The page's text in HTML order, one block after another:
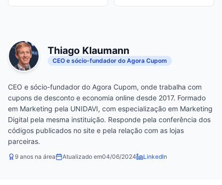
Thiago Klaumann
CEO e sócio-fundador do Agora Cupom
CEO e sócio-fundador do Agora Cupom, onde trabalha com
cupons de desconto e economia online desde 2017. Formado
em Marketing pela UNIDAVI, com especialização em Marketing
Digital pela mesma instituição. Responde pela conferência dos
códigos publicados no site e pela relação com as lojas
parceiras.
9 anos na área Atualizado em04/06/2024 LinkedIn